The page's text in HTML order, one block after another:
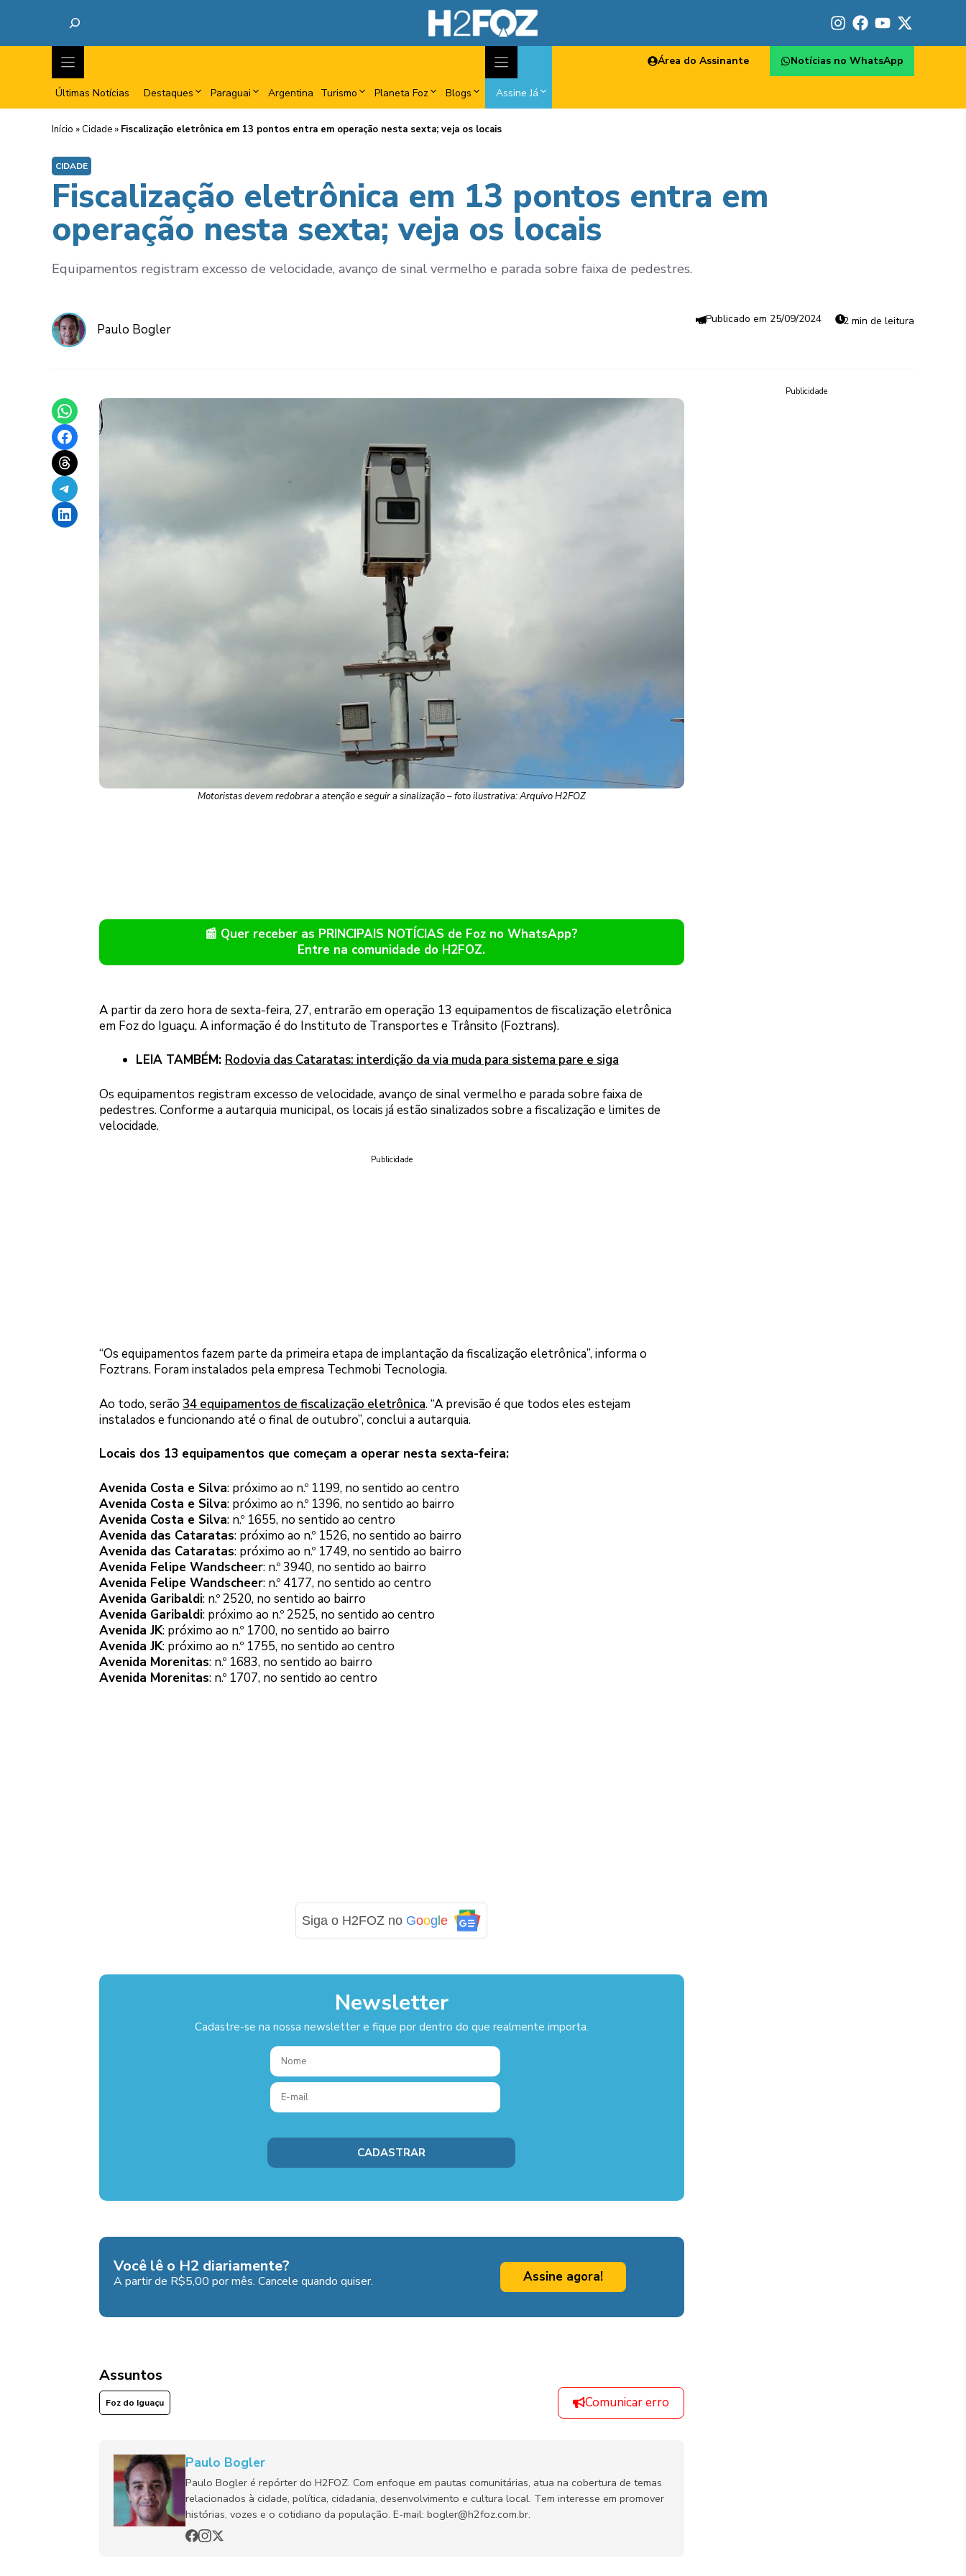
Últimas Notícias Destaques Paraguai Argentina Turismo Planeta Foz Blogs Assine Já
Área do Assinante Notícias no WhatsApp
Início » Cidade » Fiscalização eletrônica em 13 pontos entra em operação nesta sexta; veja os locais
CIDADE
Fiscalização eletrônica em 13 pontos entra em
operação nesta sexta; veja os locais
Equipamentos registram excesso de velocidade, avanço de sinal vermelho e parada sobre faixa de pedestres.
Paulo Bogler
25/09/2024 2 min de leitura
Share on WhatsApp
Share on Facebook
Share on Threads
Share on Telegram
Share on LinkedIn
Motoristas devem redobrar a atenção e seguir a sinalização – foto ilustrativa: Arquivo H2FOZ
📰 Quer receber as PRINCIPAIS NOTÍCIAS de Foz no WhatsApp?
Entre na comunidade do H2FOZ.
A partir da zero hora de sexta-feira, 27, entrarão em operação 13 equipamentos de fiscalização eletrônica
em Foz do Iguaçu. A informação é do Instituto de Transportes e Trânsito (Foztrans).
LEIA TAMBÉM: Rodovia das Cataratas: interdição da via muda para sistema pare e siga
Os equipamentos registram excesso de velocidade, avanço de sinal vermelho e parada sobre faixa de
pedestres. Conforme a autarquia municipal, os locais já estão sinalizados sobre a fiscalização e limites de
velocidade.
Publicidade
“Os equipamentos fazem parte da primeira etapa de implantação da fiscalização eletrônica”, informa o
Foztrans. Foram instalados pela empresa Techmobi Tecnologia.
Ao todo, serão 34 equipamentos de fiscalização eletrônica. “A previsão é que todos eles estejam
instalados e funcionando até o final de outubro”, conclui a autarquia.
Locais dos 13 equipamentos que começam a operar nesta sexta-feira:
Avenida Costa e Silva: próximo ao n.º 1199, no sentido ao centro
Avenida Costa e Silva: próximo ao n.º 1396, no sentido ao bairro
Avenida Costa e Silva: n.º 1655, no sentido ao centro
Avenida das Cataratas: próximo ao n.º 1526, no sentido ao bairro
Avenida das Cataratas: próximo ao n.º 1749, no sentido ao bairro
Avenida Felipe Wandscheer: n.º 3940, no sentido ao bairro
Avenida Felipe Wandscheer: n.º 4177, no sentido ao centro
Avenida Garibaldi: n.º 2520, no sentido ao bairro
Avenida Garibaldi: próximo ao n.º 2525, no sentido ao centro
Avenida JK: próximo ao n.º 1700, no sentido ao bairro
Avenida JK: próximo ao n.º 1755, no sentido ao centro
Avenida Morenitas: n.º 1683, no sentido ao bairro
Avenida Morenitas: n.º 1707, no sentido ao centro
Siga o H2FOZ no Google
Newsletter
Cadastre-se na nossa newsletter e fique por dentro do que realmente importa.
Você lê o H2 diariamente?
A partir de R$5,00 por mês. Cancele quando quiser. Assine agora!
Assuntos
Foz do Iguaçu Comunicar erro
Paulo Bogler
Paulo Bogler é repórter do H2FOZ. Com enfoque em pautas comunitárias, atua na cobertura de temas
relacionados à cidade, política, cidadania, desenvolvimento e cultura local. Tem interesse em promover
histórias, vozes e o cotidiano da população. E-mail: bogler@h2foz.com.br.
Publicidade